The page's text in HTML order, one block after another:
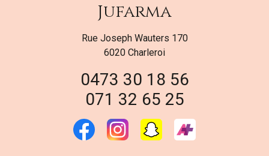
Jufarma
Rue Joseph Wauters 170
6020 Charleroi
0473 30 18 56
071 32 65 25